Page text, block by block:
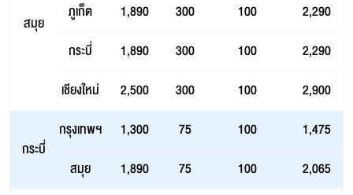
สมุย
ภูเก็ต 1,890 300 100
2,290
กระบี่
1,890 300 100
2,290
เชียงใหม่
2,500 300 100 2,900
กระบี่
กรุงเทพฯ 1,300 75 100
1,475
สมุย
1,890 75 100
2,065